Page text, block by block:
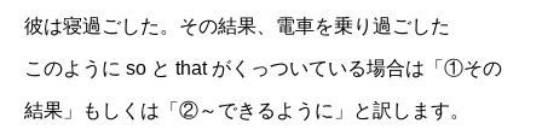
彼は寝過ごした。その結果、電車を乗り過ごした
このように so と that がくっついている場合は「①その
結果」もしくは「②～できるように」と訳します。